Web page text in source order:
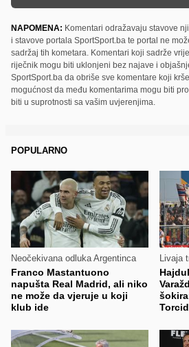
NAPOMENA: Komentari odražavaju stavove
i stavove portala SportSport.ba te portal ne
sadržaj tih kometara. Komentari koji sadrže
riječnik mogu biti uklonjeni bez najave i
SportSport.ba da obriše sve komentare koji
mogućnost da među komentarima mogu biti
biti u suprotnosti sa vašim uvjerenjima.
POPULARNO
Neočekivana odluka Argentinca
Franco Mastantuono
napušta Real Madrid, ali niko
ne može da vjeruje u koji
klub ide
Livaja